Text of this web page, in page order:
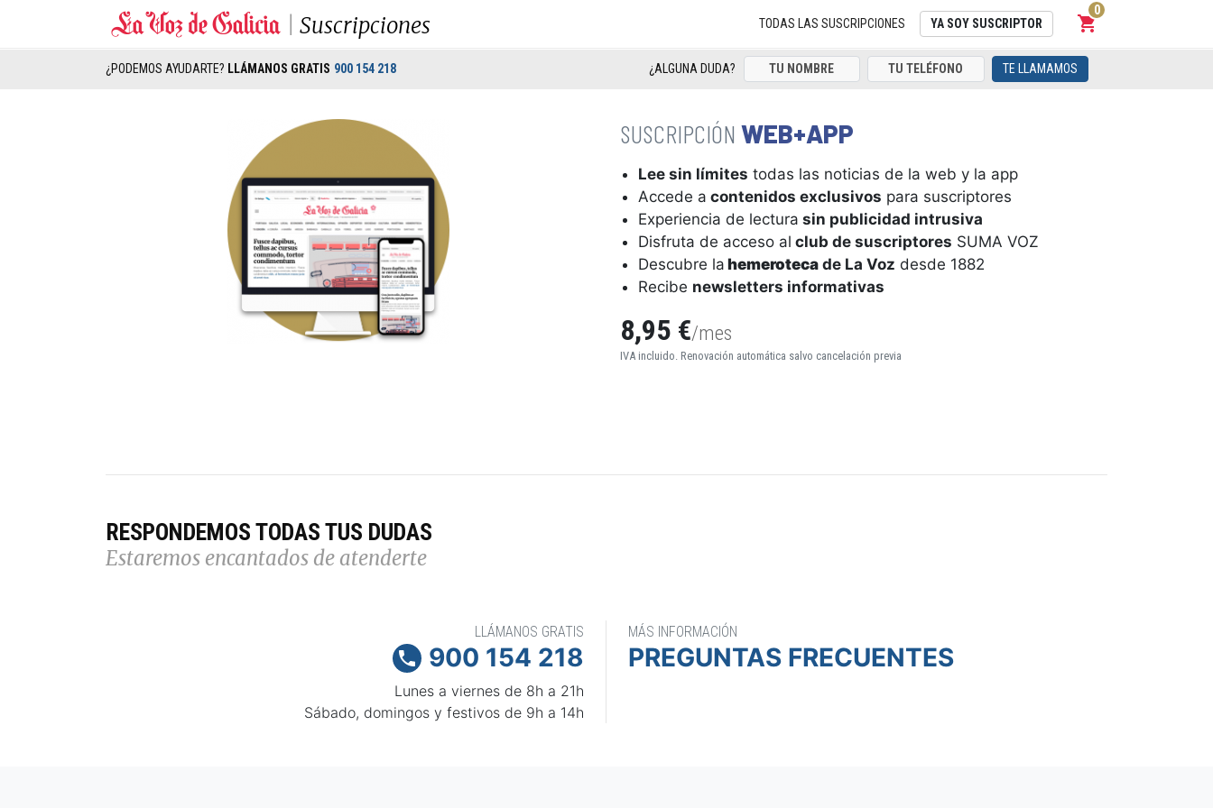
Suscripciones TODAS LAS SUSCRIPCIONES YA SOY SUSCRIPTOR shopping_cart
Carrito
0
¿PODEMOS AYUDARTE? LLÁMANOS GRATIS 900 154 218 ¿ALGUNA DUDA? TE LLAMAMOS
WEB+APP
Lee sin límites todas las noticias de la web y la app
Accede a contenidos exclusivos para suscriptores
Experiencia de lectura sin publicidad intrusiva
Disfruta de acceso al club de suscriptores SUMA VOZ
Descubre la hemeroteca de La Voz desde 1882
Recibe newsletters informativas
8,95 €/mes
IVA incluido. Renovación automática salvo cancelación previa
RESPONDEMOS TODAS TUS DUDAS
Estaremos encantados de atenderte
LLÁMANOS GRATIS
 900 154 218
Lunes a viernes de 8h a 21h
Sábado, domingos y festivos de 9h a 14h
MÁS INFORMACIÓN
PREGUNTAS FRECUENTES